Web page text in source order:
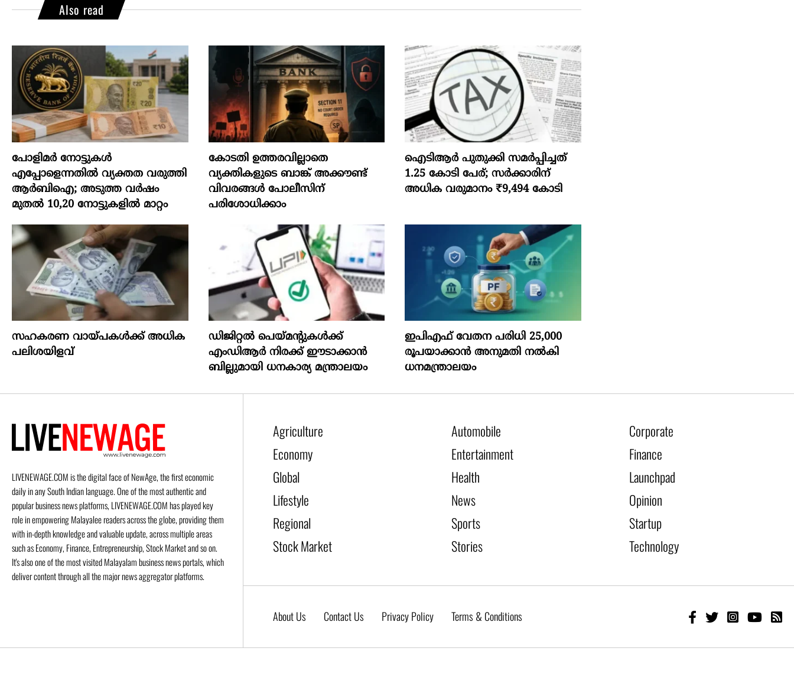
Also read
പോളിമർ നോട്ടുകൾ
എപ്പോളെന്നതിൽ വ്യക്തത വരുത്തി
ആർബിഐ; അടുത്ത വർഷം
മുതൽ 10,20 നോട്ടുകളിൽ മാറ്റം
കോടതി ഉത്തരവില്ലാതെ
വ്യക്തികളുടെ ബാങ്ക് അക്കൗണ്ട്
വിവരങ്ങൾ പോലീസിന്
പരിശോധിക്കാം
ഐടിആര്‍ പുതുക്കി സമർപ്പിച്ചത്
1.25 കോടി പേര്; സർക്കാരിന്
അധിക വരുമാനം ₹9,494 കോടി
സഹകരണ വായ്പകള്‍ക്ക് അധിക
പലിശയിളവ്
ഡിജിറ്റൽ പെയ്മന്റുകൾക്ക്
എംഡിആർ നിരക്ക് ഈടാക്കാൻ
ബില്ലുമായി ധനകാര്യ മന്ത്രാലയം
ഇപിഎഫ് വേതന പരിധി 25,000
രൂപയാക്കാൻ അനുമതി നൽകി
ധനമന്ത്രാലയം
LIVENEWAGE.COM is the digital face of NewAge, the first economic
daily in any South Indian language. One of the most authentic and
popular business news platforms, LIVENEWAGE.COM has played key
role in empowering Malayalee readers across the globe, providing them
with in-depth knowledge and valuable update, across multiple areas
such as Economy, Finance, Entrepreneurship, Stock Market and so on.
It's also one of the most visited Malayalam business news portals, which
deliver content through all the major news aggregator platforms.
Agriculture Automobile
Corporate
Economy
Entertainment
Finance
Global
Health
Launchpad
Lifestyle
News
Opinion
Regional
Sports
Startup
Stock Market
Stories Technology
About Us Contact Us Privacy Policy Terms & Conditions